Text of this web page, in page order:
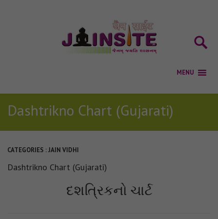
Dashtrikno Chart (Gujarati)
CATEGORIES :JAIN VIDHI
Dashtrikno Chart (Gujarati)
દશત્રિકનો ચાર્ટ